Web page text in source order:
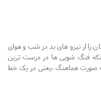
را از نیرو های بد در شب و هوای
اینکه فنگ شویی ها در درست ترین
صورت هماهنگ ،یعنی در یک خط